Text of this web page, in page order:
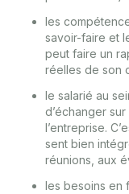
les
savoir-faire et
peut faire un
réelles de son
le salarié au
d’échanger sur
l’entreprise.
sent bien
réunions, aux
les besoins en